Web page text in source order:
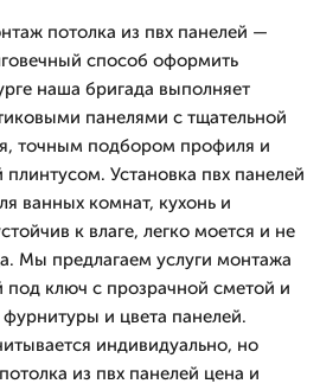
потолка из пвх панелей —
способ оформить
наша бригада выполняет
панелями с тщательной
точным подбором профиля и
плинтусом. Установка пвх панелей
ванных комнат, кухонь и
к влаге, легко моется и не
Мы предлагаем услуги монтажа
под ключ с прозрачной сметой и
и цвета панелей.
индивидуально, но
из пвх панелей цена и